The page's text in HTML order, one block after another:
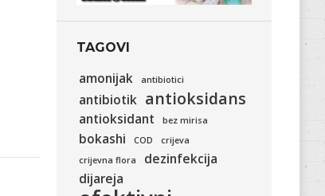
TAGOVI
amonijak antibiotici
antibiotik antioksidans
antioksidant bez mirisa
bokashi COD
crijeva
crijevna flora
dezinfekcija
dijareja